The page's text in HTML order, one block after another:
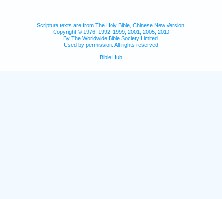
Scripture texts are from The Holy Bible, Chinese New Version,
Copyright © 1976, 1992, 1999, 2001, 2005, 2010
By The Worldwide Bible Society Limited.
Used by permission. All rights reserved
Bible Hub